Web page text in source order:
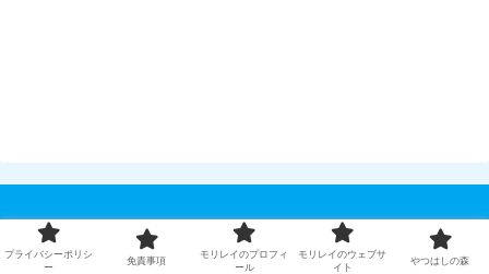
記事を検索する
プライバシーポリシ
ー
免責事項
モリレイのプロフィ
ール
モリレイのウェブサ
イト
やつはしの森